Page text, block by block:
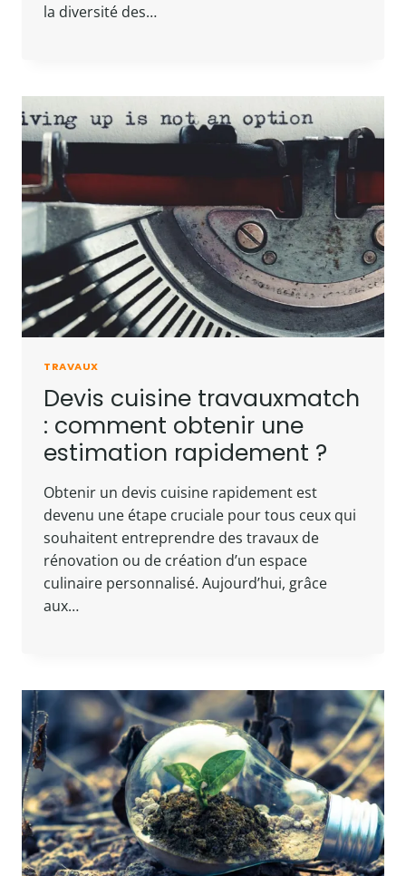
la diversité des…
TRAVAUX
Devis cuisine travauxmatch
: comment obtenir une
estimation rapidement ?
Obtenir un devis cuisine rapidement est
devenu une étape cruciale pour tous ceux qui
souhaitent entreprendre des travaux de
rénovation ou de création d’un espace
culinaire personnalisé. Aujourd’hui, grâce
aux…